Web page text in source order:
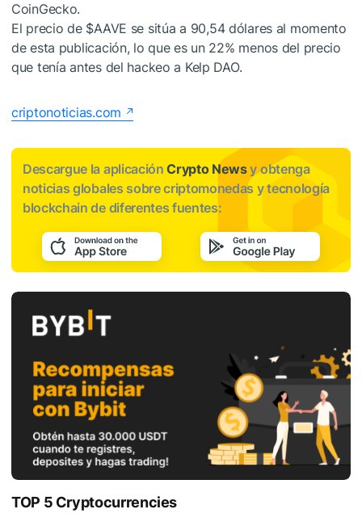
CoinGecko.
El precio de $AAVE se sitúa a 90,54 dólares al momento
de esta publicación, lo que es un 22% menos del precio
que tenía antes del hackeo a Kelp DAO.
criptonoticias.com
Descargue la aplicaciónCrypto Newsy obtenga
noticias globales sobre criptomonedas y tecnología
blockchain de diferentes fuentes:
TOP 5 Cryptocurrencies